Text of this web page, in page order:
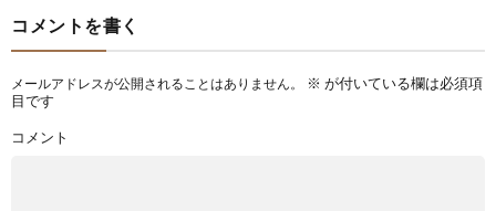
コメントを書く
メールアドレスが公開されることはありません。 ※ が付いている欄は必須項
目です
コメント